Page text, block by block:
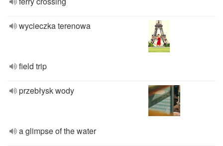
wycieczka terenowa
field trip
przebłysk wody
a glimpse of the water